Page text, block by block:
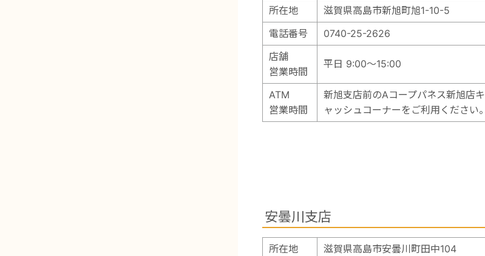
所在地
滋賀県高島市新旭町旭1-10-5
電話番号
0740-25-2626
店舗
営業時間
平日 9:00～15:00
ATM
営業時間
新旭支店前のAコープパネス新旭店キ
ャッシュコーナーをご利用ください。
安曇川支店
所在地
滋賀県高島市安曇川町田中104